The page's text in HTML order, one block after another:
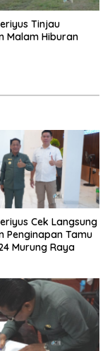
Tinjau
Malam Hiburan
Cek Langsung
Penginapan Tamu
Murung Raya